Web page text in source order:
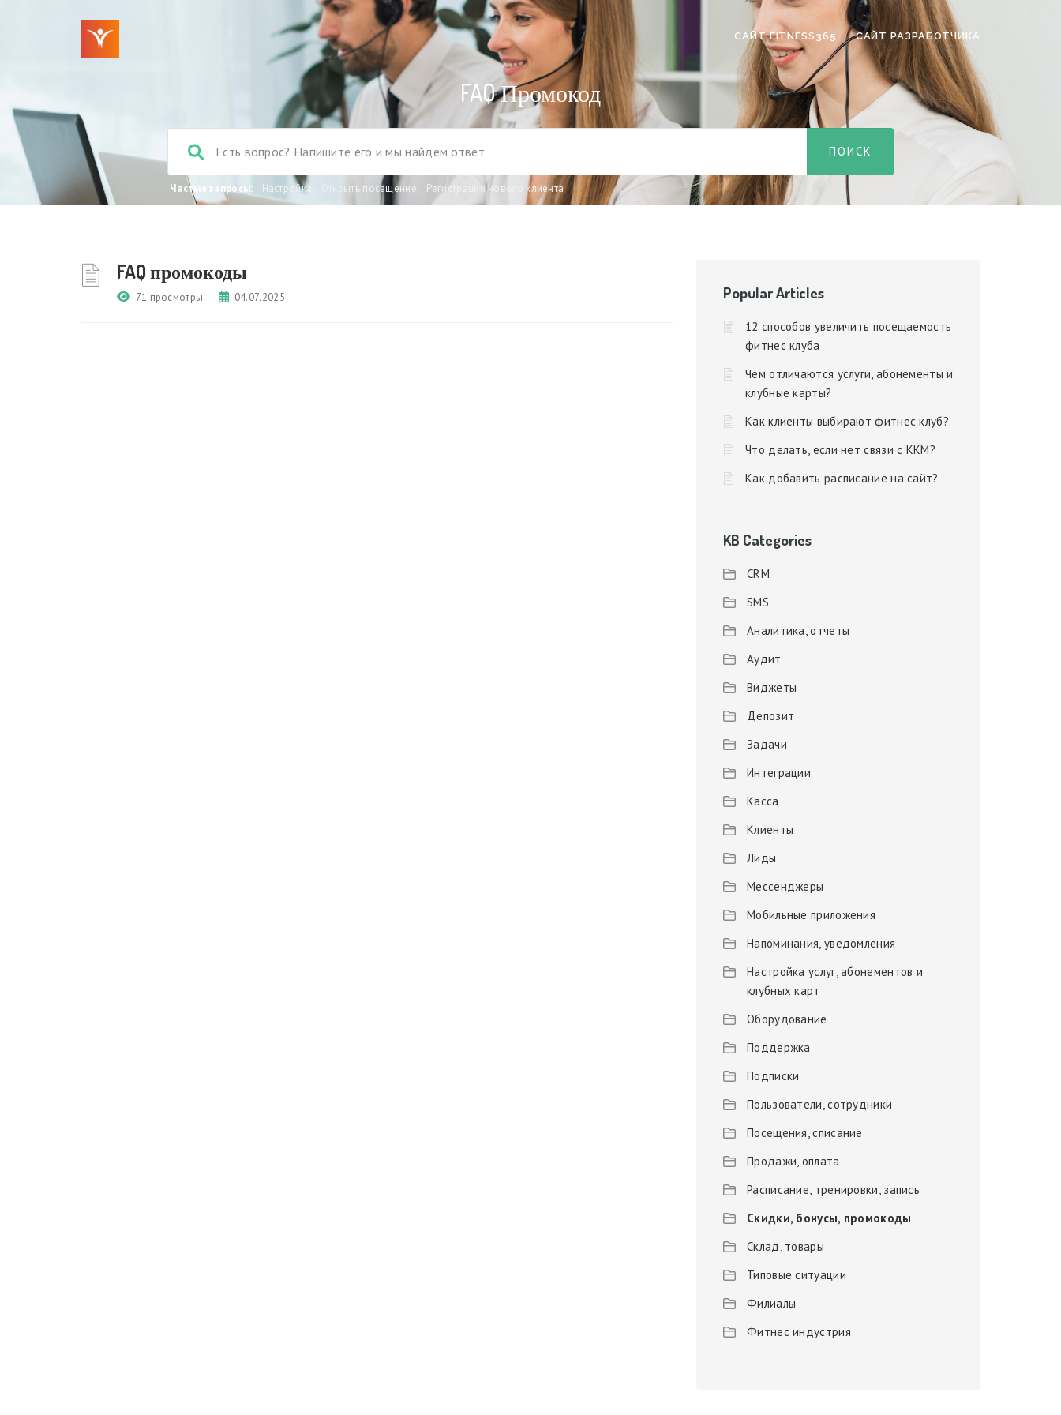
САЙТ FITNESS365 САЙТ РАЗРАБОТЧИКА
FAQ Промокод
Частые запросы: Настройка Открыть посещение, Регистрация нового клиента
FAQ промокоды
71 просмотры 04.07.2025 Popular Articles
12 способов увеличить посещаемость
фитнес клуба
Чем отличаются услуги, абонементы и
клубные карты?
Как клиенты выбирают фитнес клуб?
Что делать, если нет связи с ККМ?
Как добавить расписание на сайт?
KB Categories
CRM
SMS
Аналитика, отчеты
Аудит
Виджеты
Депозит
Задачи
Интеграции
Касса
Клиенты
Лиды
Мессенджеры
Мобильные приложения
Напоминания, уведомления
Настройка услуг, абонементов и
клубных карт
Оборудование
Поддержка
Подписки
Пользователи, сотрудники
Посещения, списание
Продажи, оплата
Расписание, тренировки, запись
Скидки, бонусы, промокоды
Склад, товары
Типовые ситуации
Филиалы
Фитнес индустрия